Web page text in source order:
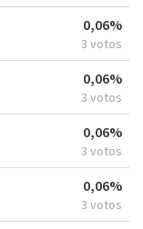
0,06%
3 votos
0,06%
3 votos
0,06%
3 votos
0,06%
3 votos